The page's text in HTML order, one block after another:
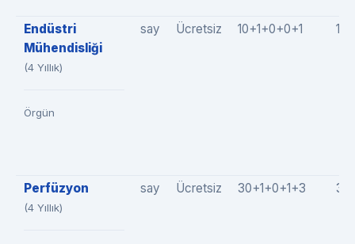
Endüstri
Mühendisliği
(4 Yıllık)
Örgün
say Ücretsiz 10+1+0+0+1
Perfüzyon
(4 Yıllık)
say Ücretsiz 30+1+0+1+3